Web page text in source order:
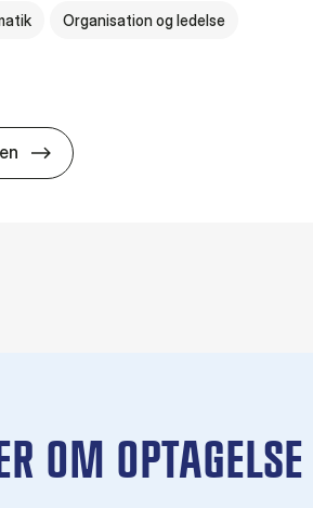
Organisation og ledelse
HA(psyk.) - erhvervs­økonomi og
OM OP­TA­GEL­SE